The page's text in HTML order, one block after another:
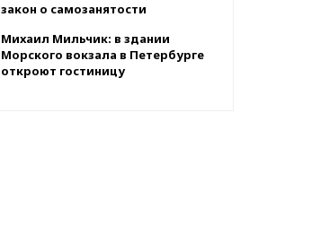
закон о самозанятости
Михаил Мильчик: в здании
Морского вокзала в Петербурге
откроют гостиницу